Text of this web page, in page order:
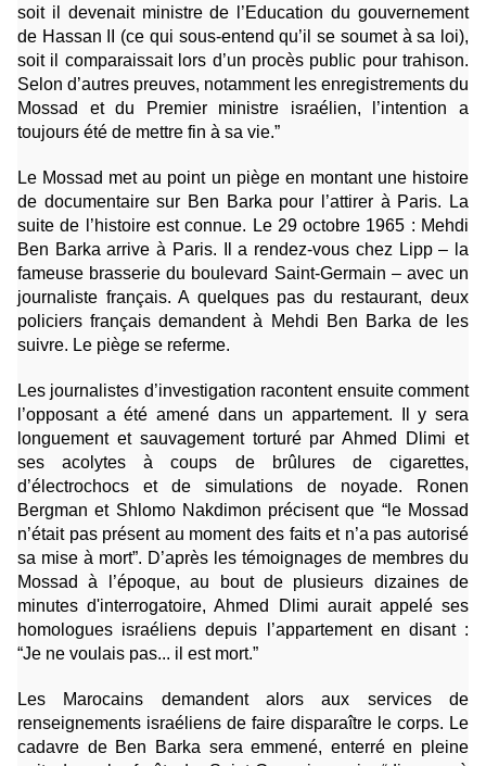
soit il devenait ministre de l’Education du gouvernement
de Hassan II (ce qui sous-entend qu’il se soumet à sa loi),
soit il comparaissait lors d’un procès public pour trahison.
Selon d’autres preuves, notamment les enregistrements du
Mossad et du Premier ministre israélien, l’intention a
toujours été de mettre fin à sa vie.”
Le Mossad met au point un piège en montant une histoire
de documentaire sur Ben Barka pour l’attirer à Paris. La
suite de l’histoire est connue. Le 29 octobre 1965 : Mehdi
Ben Barka arrive à Paris. Il a rendez-vous chez Lipp – la
fameuse brasserie du boulevard Saint-Germain – avec un
journaliste français. A quelques pas du restaurant, deux
policiers français demandent à Mehdi Ben Barka de les
suivre. Le piège se referme.
Les journalistes d’investigation racontent ensuite comment
l’opposant a été amené dans un appartement. Il y sera
longuement et sauvagement torturé par Ahmed Dlimi et
ses acolytes à coups de brûlures de cigarettes,
d’électrochocs et de simulations de noyade. Ronen
Bergman et Shlomo Nakdimon précisent que “le Mossad
n’était pas présent au moment des faits et n’a pas autorisé
sa mise à mort”. D’après les témoignages de membres du
Mossad à l’époque, au bout de plusieurs dizaines de
minutes d'interrogatoire, Ahmed Dlimi aurait appelé ses
homologues israéliens depuis l’appartement en disant :
“Je ne voulais pas... il est mort.”
Les Marocains demandent alors aux services de
renseignements israéliens de faire disparaître le corps. Le
cadavre de Ben Barka sera emmené, enterré en pleine